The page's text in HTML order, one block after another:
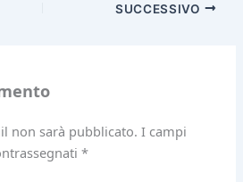
SUCCESSIVO
non sarà pubblicato. I campi
*